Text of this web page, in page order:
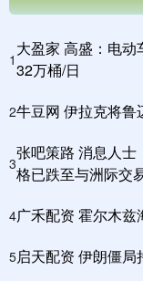
1
大盈家 高盛：电
32万桶/日
2牛豆网 伊拉克将鲁
3
张吧策路 消息人
格已跌至与洲际交
4广禾配资 霍尔木
5启天配资 伊朗僵